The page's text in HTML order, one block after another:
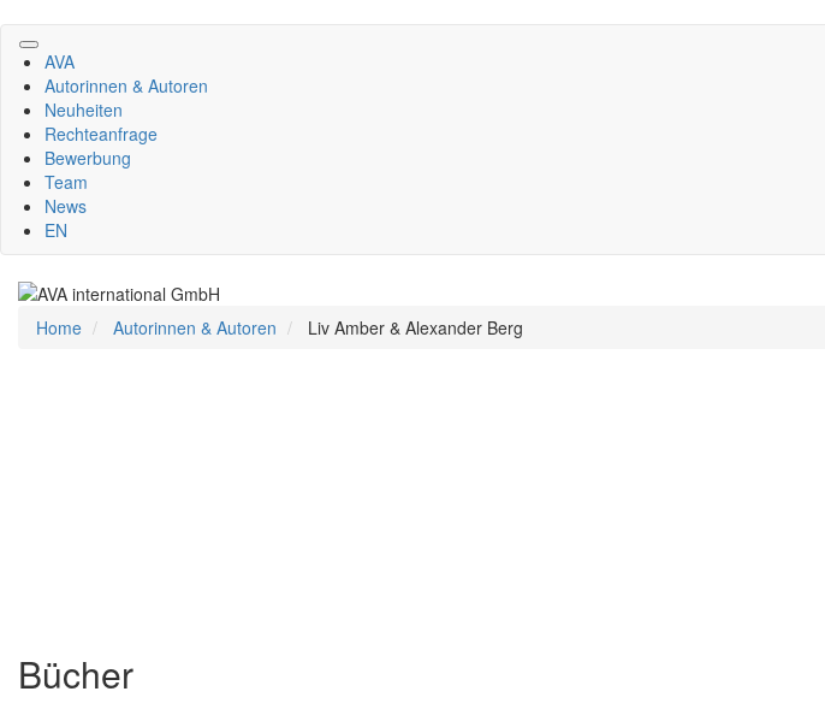
Direkt
zum
Inhalt
AVA
Autorinnen & Autoren
Neuheiten
Rechteanfrage
Bewerbung
Team
News
EN
Home Autorinnen & Autoren Liv Amber & Alexander Berg
Bücher